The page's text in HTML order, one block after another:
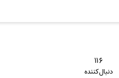
۱۱۶
دنبال‌کننده